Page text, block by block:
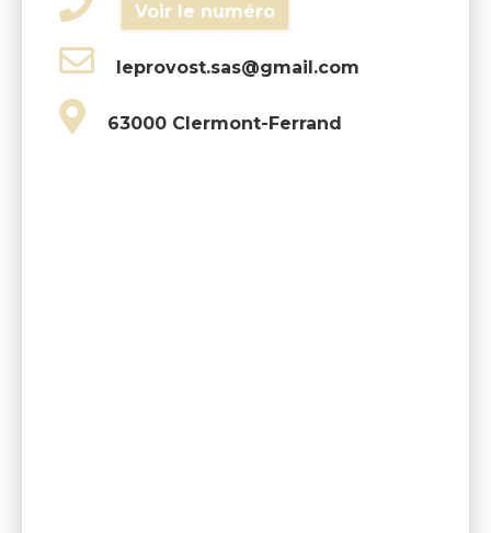
Voir le numéro
leprovost.sas@gmail.com
63000 Clermont-Ferrand